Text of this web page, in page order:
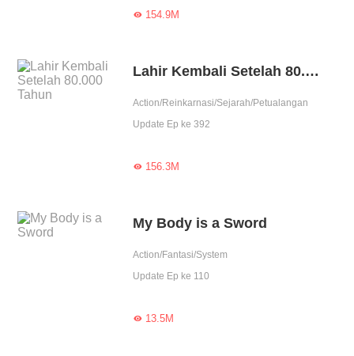
154.9M
Lahir Kembali Setelah 80.000 Tahun
Action/Reinkarnasi/Sejarah/Petualangan
Update Ep ke 392
156.3M
My Body is a Sword
Action/Fantasi/System
Update Ep ke 110
13.5M